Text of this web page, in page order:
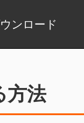
ンロード
方法